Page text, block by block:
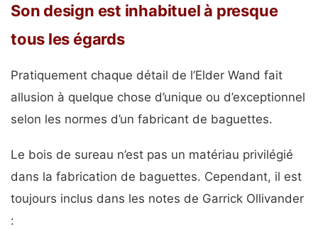
Son design est inhabituel à presque
tous les égards
Pratiquement chaque détail de l’Elder Wand fait
allusion à quelque chose d’unique ou d’exceptionnel
selon les normes d’un fabricant de baguettes.
Le bois de sureau n’est pas un matériau privilégié
dans la fabrication de baguettes. Cependant, il est
toujours inclus dans les notes de Garrick Ollivander
: